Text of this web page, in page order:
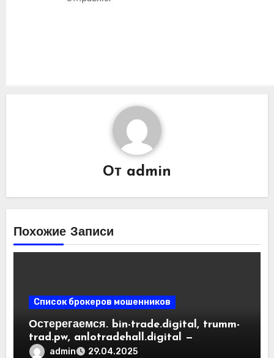
От admin
Похожие Записи
Список брокеров мошенников
Остерегаемся. bin-trade.digital, trumm-
trad.pw, anlotradehall.digital —
разоблачение фальшивых
admin 29.04.2025